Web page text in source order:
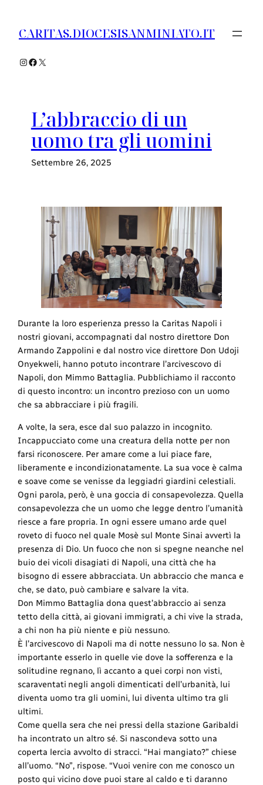
contenuto
CARITAS.DIOCESISANMINIATO.IT
Instagram
Facebook
X
L’abbraccio di un
uomo tra gli uomini
Settembre 26, 2025
Durante la loro esperienza presso la Caritas Napoli i
nostri giovani, accompagnati dal nostro direttore Don
Armando Zappolini e dal nostro vice direttore Don Udoji
Onyekweli, hanno potuto incontrare l’arcivescovo di
Napoli, don Mimmo Battaglia. Pubblichiamo il racconto
di questo incontro: un incontro prezioso con un uomo
che sa abbracciare i più fragili.
A volte, la sera, esce dal suo palazzo in incognito.
Incappucciato come una creatura della notte per non
farsi riconoscere. Per amare come a lui piace fare,
liberamente e incondizionatamente. La sua voce è calma
e soave come se venisse da leggiadri giardini celestiali.
Ogni parola, però, è una goccia di consapevolezza. Quella
consapevolezza che un uomo che legge dentro l’umanità
riesce a fare propria. In ogni essere umano arde quel
roveto di fuoco nel quale Mosè sul Monte Sinai avvertì la
presenza di Dio. Un fuoco che non si spegne neanche nel
buio dei vicoli disagiati di Napoli, una città che ha
bisogno di essere abbracciata. Un abbraccio che manca e
che, se dato, può cambiare e salvare la vita.
Don Mimmo Battaglia dona quest’abbraccio ai senza
tetto della città, ai giovani immigrati, a chi vive la strada,
a chi non ha più niente e più nessuno.
È l’arcivescovo di Napoli ma di notte nessuno lo sa. Non è
importante esserlo in quelle vie dove la sofferenza e la
solitudine regnano, lì accanto a quei corpi non visti,
scaraventati negli angoli dimenticati dell’urbanità, lui
diventa uomo tra gli uomini, lui diventa ultimo tra gli
ultimi.
Come quella sera che nei pressi della stazione Garibaldi
ha incontrato un altro sé. Si nascondeva sotto una
coperta lercia avvolto di stracci. “Hai mangiato?” chiese
all’uomo. “No”, rispose. “Vuoi venire con me conosco un
posto qui vicino dove puoi stare al caldo e ti daranno